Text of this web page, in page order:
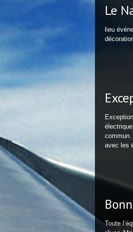
Le
lieu
commun.
avec les
Toute